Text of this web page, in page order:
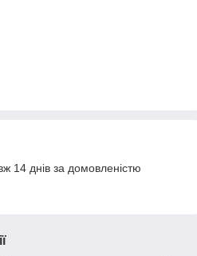
14 днів за домовленістю